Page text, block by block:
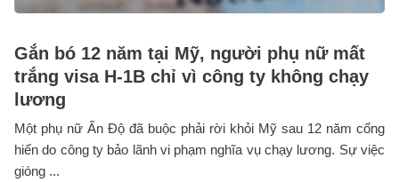
Gắn bó 12 năm tại Mỹ, người phụ nữ mất
trắng visa H-1B chỉ vì công ty không chạy
lương
Một phụ nữ Ấn Độ đã buộc phải rời khỏi Mỹ sau 12 năm cống
hiến do công ty bảo lãnh vi phạm nghĩa vụ chạy lương. Sự việc
gióng ...